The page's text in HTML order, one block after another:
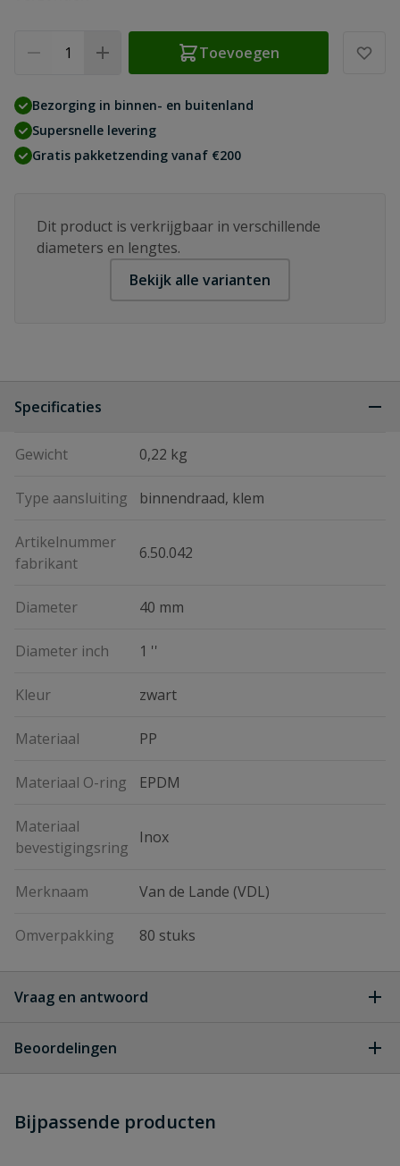
Toevoegen
Bezorging in binnen- en buitenland
Supersnelle levering
Gratis pakketzending vanaf €200
Dit product is verkrijgbaar in verschillende
diameters en lengtes.
Bekijk alle varianten
Specificaties
Gewicht 0,22 kg
Type aansluiting binnendraad, klem
Artikelnummer
fabrikant
6.50.042
Diameter 40 mm
Diameter inch 1 ''
Kleur zwart
Materiaal PP
Materiaal O-ring EPDM
Materiaal
bevestigingsring
Inox
Merknaam Van de Lande (VDL)
Omverpakking 80 stuks
Vraag en antwoord
dit product?
Beoordelingen
Schrijf zelf een beoordeling
Bijpassende producten